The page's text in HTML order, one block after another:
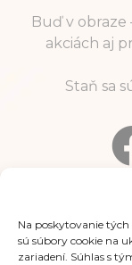
Na poskytovanie
sú súbory cookie na
zariadení. Súhlas s
Buď v obraze
akciách aj
Staň sa